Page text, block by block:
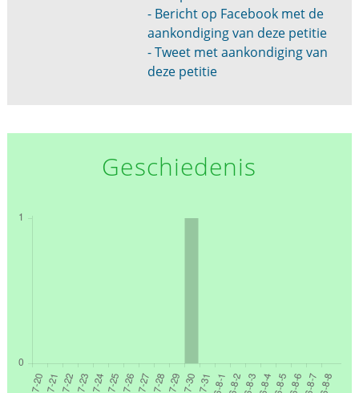
- Bericht op Facebook met de
aankondiging van deze petitie
- Tweet met aankondiging van
deze petitie
Geschiedenis